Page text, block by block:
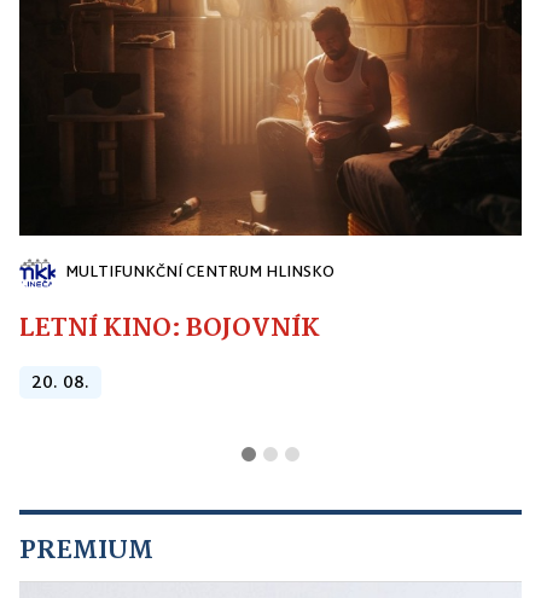
MULTIFUNKČNÍ CENTRUM HLINSKO
LETNÍ KINO: BOJOVNÍK
20. 08.
PREMIUM